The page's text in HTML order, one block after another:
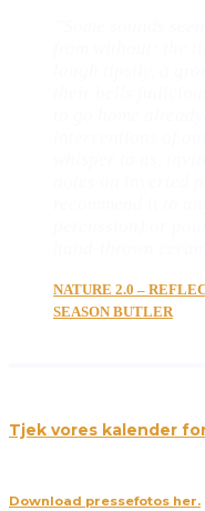
NATURE 2.0 –
SEASON BUTLER
Tjek vores kalender
Download pressefotos her.